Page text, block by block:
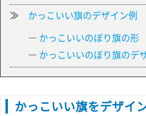
≫ かっこいい旗のデザイン例
― かっこいいのぼり旗の形
― かっこいいのぼり旗のデ
かっこいい旗をデザイ